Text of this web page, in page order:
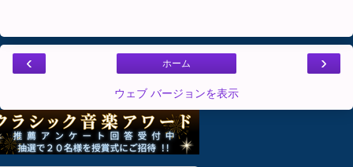
‹ ›
ホーム
ウェブ バージョンを表示